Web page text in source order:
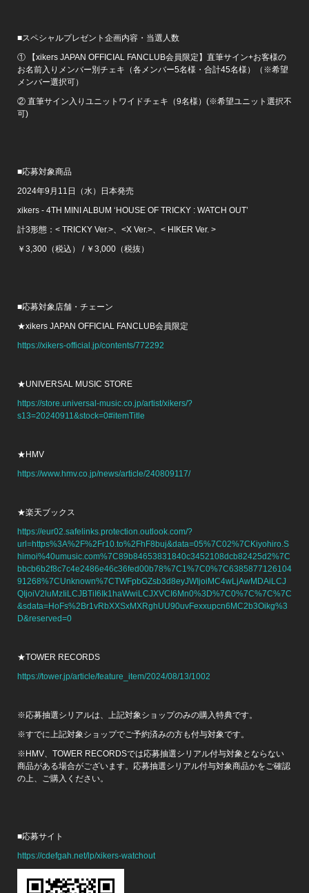
■スペシャルプレゼント企画内容・当選人数
① 【xikers JAPAN OFFICIAL FANCLUB会員限定】直筆サイン+お客様の
お名前入りメンバー別チェキ（各メンバー5名様・合計45名様）（※希望
メンバー選択可）
② 直筆サイン入りユニットワイドチェキ（9名様）(※希望ユニット選択不
可)
■応募対象商品
2024年9月11日（水）日本発売
xikers - 4TH MINI ALBUM ‘HOUSE OF TRICKY : WATCH OUT’
計3形態：< TRICKY Ver.>、<X Ver.>、< HIKER Ver. >
￥3,300（税込） / ￥3,000（税抜）
■応募対象店舗・チェーン
★xikers JAPAN OFFICIAL FANCLUB会員限定
https://xikers-official.jp/contents/772292
★UNIVERSAL MUSIC STORE
https://store.universal-music.co.jp/artist/xikers/?
s13=20240911&stock=0#itemTitle
★HMV
https://www.hmv.co.jp/news/article/240809117/
★楽天ブックス
https://eur02.safelinks.protection.outlook.com/?
url=https%3A%2F%2Fr10.to%2FhF8buj&data=05%7C02%7CKiyohiro.S
himoi%40umusic.com%7C89b84653831840c3452108dcb82425d2%7C
bbcb6b2f8c7c4e2486e46c36fed00b78%7C1%7C0%7C6385877126104
91268%7CUnknown%7CTWFpbGZsb3d8eyJWIjoiMC4wLjAwMDAiLCJ
QIjoiV2luMzIiLCJBTiI6Ik1haWwiLCJXVCI6Mn0%3D%7C0%7C%7C%7C
&sdata=HoFs%2Br1vRbXXSxMXRghUU90uvFexxupcn6MC2b3Oikg%3
D&reserved=0
★TOWER RECORDS
https://tower.jp/article/feature_item/2024/08/13/1002
※応募抽選シリアルは、上記対象ショップのみの購入特典です。
※すでに上記対象ショップでご予約済みの方も付与対象です。
※HMV、TOWER RECORDSでは応募抽選シリアル付与対象とならない
商品がある場合がございます。応募抽選シリアル付与対象商品かをご確認
の上、ご購入ください。
■応募サイト
https://cdefgah.net/lp/xikers-watchout